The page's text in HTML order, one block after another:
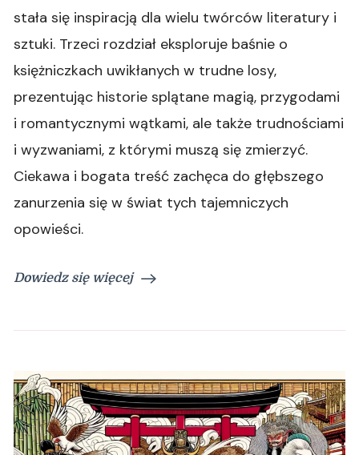
stała się inspiracją dla wielu twórców literatury i
sztuki. Trzeci rozdział eksploruje baśnie o
księżniczkach uwikłanych w trudne losy,
prezentując historie splątane magią, przygodami
i romantycznymi wątkami, ale także trudnościami
i wyzwaniami, z którymi muszą się zmierzyć.
Ciekawa i bogata treść zachęca do głębszego
zanurzenia się w świat tych tajemniczych
opowieści.
Dowiedz się więcej